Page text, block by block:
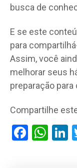
busca de
E se este
para
Assim, você
melhorar seus
preparação
Compartilhe